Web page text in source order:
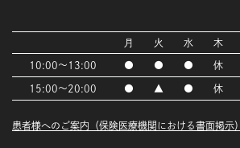
月 火 水 木
10:00～13:00 ● ● ● 休
15:00～20:00 ● ▲ ● 休
患者様へのご案内（保険医療機関における書面掲示）